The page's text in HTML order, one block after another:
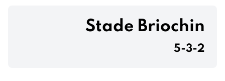
Stade Briochin
5-3-2